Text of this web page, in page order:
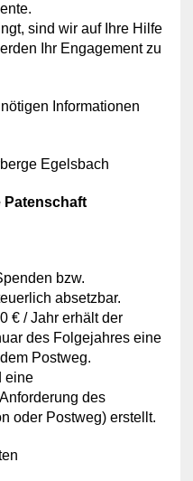
sind wir auf Ihre Hilfe
Ihr Engagement zu
Informationen
Egelsbach
Patenschaft
bzw.
absetzbar.
€ / Jahr erhält der
des Folgejahres eine
Postweg.
eine
des
oder Postweg) erstellt.